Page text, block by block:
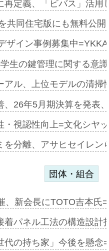
再定義、「ビバス」活
共同住宅版にも無料公
ザイン事例募集中
生の鍵管理に関する意
アル、上位モデルの清
、26年5月期決算を発表
・視認性向上=文化シヤ
を分離、アサヒセイレ
団体・組合
、新会長にTOTO吉本氏
着パネル工法の構造設
代の持ち家」今後を懸